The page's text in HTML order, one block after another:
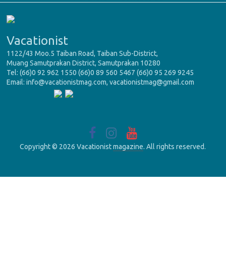
Vacationist
1122/43 Moo.5 Taiban Road, Taiban Sub-District,
Muang Samutprakan District, Samutprakan 10280
Tel: (66)0 92 962 1550 (66)0 89 560 5467 (66)0 95 269 9245
Email: info@vacationistmag.com, vacationistmag@gmail.com
Copyright © 2026 Vacationistmagazine. All rights reserved.